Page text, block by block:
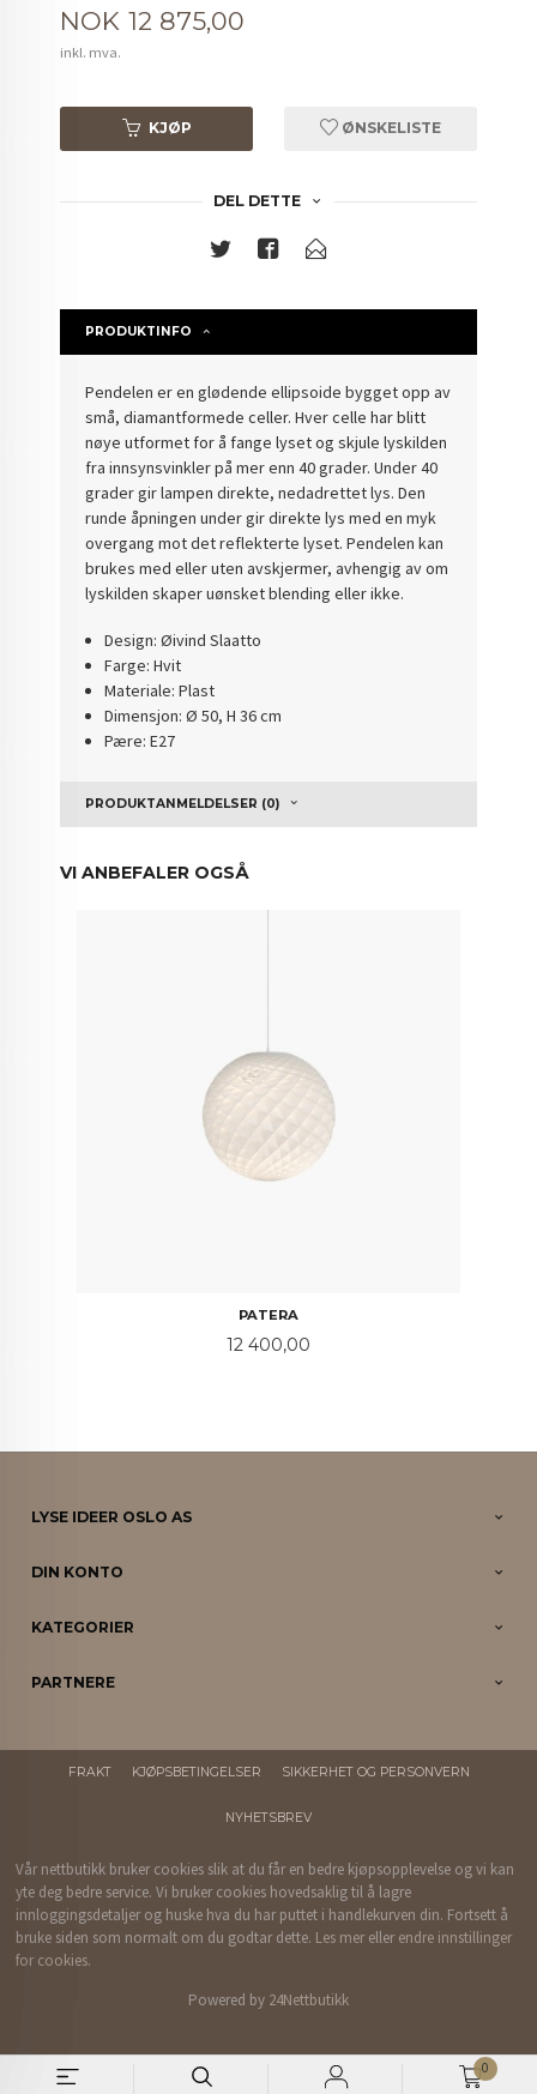
0
Pris
NOK 12 875,00
inkl. mva.
KJØP ØNSKELISTE
DEL DETTE
PRODUKTINFO
Pendelen er en glødende ellipsoide bygget opp av
små, diamantformede celler. Hver celle har blitt
nøye utformet for å fange lyset og skjule lyskilden
fra innsynsvinkler på mer enn 40 grader. Under 40
grader gir lampen direkte, nedadrettet lys. Den
runde åpningen under gir direkte lys med en myk
overgang mot det reflekterte lyset. Pendelen kan
brukes med eller uten avskjermer, avhengig av om
lyskilden skaper uønsket blending eller ikke.
Design: Øivind Slaatto
Farge: Hvit
Materiale: Plast
Dimensjon: Ø 50, H 36 cm
Pære: E27
PRODUKTANMELDELSER (0)
VI ANBEFALER OGSÅ
PATERA
Pris
12 400,00
LYSE IDEER OSLO AS
DIN KONTO
KATEGORIER
PARTNERE
FRAKT KJØPSBETINGELSER SIKKERHET OG PERSONVERN
NYHETSBREV
Vår nettbutikk bruker cookies slik at du får en bedre kjøpsopplevelse og vi kan
yte deg bedre service. Vi bruker cookies hovedsaklig til å lagre
innloggingsdetaljer og huske hva du har puttet i handlekurven din. Fortsett å
bruke siden som normalt om du godtar dette. Les mer eller endre innstillinger
for cookies.
Powered by 24Nettbutikk